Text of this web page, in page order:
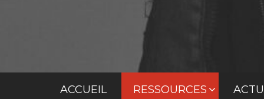
ACCUEIL RESSOURCES